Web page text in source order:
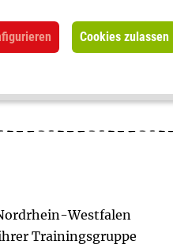
lebensgefährlich.
sind und was Eltern
Westfalen
Trainingsgruppe
Cookies zulassen